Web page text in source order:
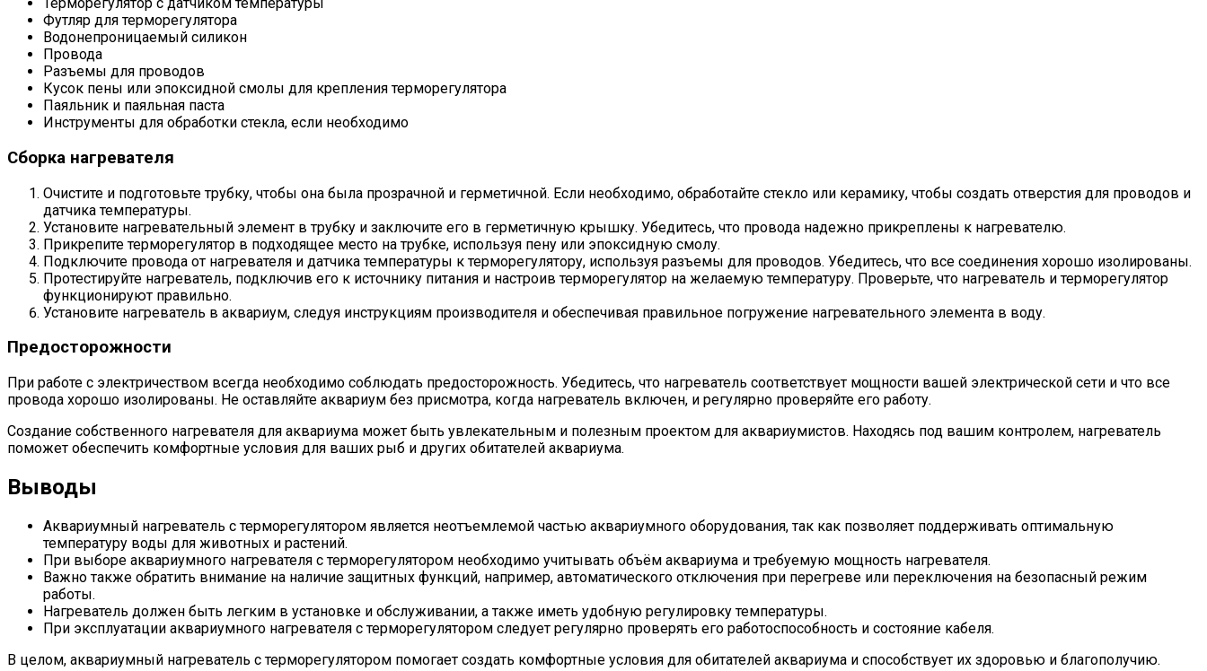
Футляр для терморегулятора
Водонепроницаемый силикон
Провода
Разъемы для проводов
Кусок пены или эпоксидной смолы для крепления терморегулятора
Паяльник и паяльная паста
Инструменты для обработки стекла, если необходимо
Сборка нагревателя
Очистите и подготовьте трубку, чтобы она была прозрачной и герметичной. Если необходимо, обработайте стекло или керамику, чтобы создать отверстия для проводов и
датчика температуры.
Установите нагревательный элемент в трубку и заключите его в герметичную крышку. Убедитесь, что провода надежно прикреплены к нагревателю.
Прикрепите терморегулятор в подходящее место на трубке, используя пену или эпоксидную смолу.
Подключите провода от нагревателя и датчика температуры к терморегулятору, используя разъемы для проводов. Убедитесь, что все соединения хорошо изолированы.
Протестируйте нагреватель, подключив его к источнику питания и настроив терморегулятор на желаемую температуру. Проверьте, что нагреватель и терморегулятор
функционируют правильно.
Установите нагреватель в аквариум, следуя инструкциям производителя и обеспечивая правильное погружение нагревательного элемента в воду.
Предосторожности
При работе с электричеством всегда необходимо соблюдать предосторожность. Убедитесь, что нагреватель соответствует мощности вашей электрической сети и что все
провода хорошо изолированы. Не оставляйте аквариум без присмотра, когда нагреватель включен, и регулярно проверяйте его работу.
Создание собственного нагревателя для аквариума может быть увлекательным и полезным проектом для аквариумистов. Находясь под вашим контролем, нагреватель
поможет обеспечить комфортные условия для ваших рыб и других обитателей аквариума.
Выводы
Аквариумный нагреватель с терморегулятором является неотъемлемой частью аквариумного оборудования, так как позволяет поддерживать оптимальную
температуру воды для животных и растений.
При выборе аквариумного нагревателя с терморегулятором необходимо учитывать объём аквариума и требуемую мощность нагревателя.
Важно также обратить внимание на наличие защитных функций, например, автоматического отключения при перегреве или переключения на безопасный режим
работы.
Нагреватель должен быть легким в установке и обслуживании, а также иметь удобную регулировку температуры.
При эксплуатации аквариумного нагревателя с терморегулятором следует регулярно проверять его работоспособность и состояние кабеля.
В целом, аквариумный нагреватель с терморегулятором помогает создать комфортные условия для обитателей аквариума и способствует их здоровью и благополучию.